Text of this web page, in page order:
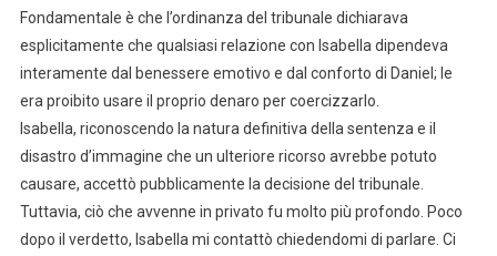
Fondamentale è che l’ordinanza del tribunale dichiarava
esplicitamente che qualsiasi relazione con Isabella dipendeva
interamente dal benessere emotivo e dal conforto di Daniel; le
era proibito usare il proprio denaro per coercizzarlo.
Isabella, riconoscendo la natura definitiva della sentenza e il
disastro d’immagine che un ulteriore ricorso avrebbe potuto
causare, accettò pubblicamente la decisione del tribunale.
Tuttavia, ciò che avvenne in privato fu molto più profondo. Poco
dopo il verdetto, Isabella mi contattò chiedendomi di parlare. Ci